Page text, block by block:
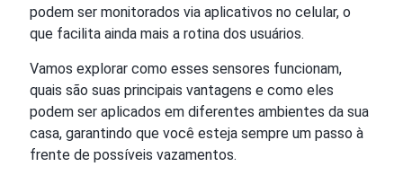
podem ser monitorados via aplicativos no celular, o
que facilita ainda mais a rotina dos usuários.
Vamos explorar como esses sensores funcionam,
quais são suas principais vantagens e como eles
podem ser aplicados em diferentes ambientes da sua
casa, garantindo que você esteja sempre um passo à
frente de possíveis vazamentos.